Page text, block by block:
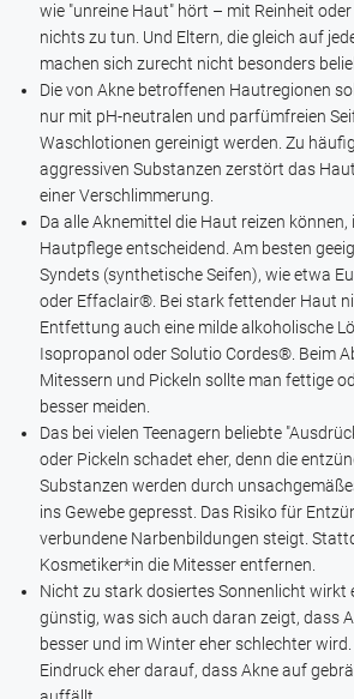
wie "unreine Haut" hört – mit Reinheit
nichts zu tun. Und Eltern, die gleich auf
machen sich zurecht nicht besonders
Die von Akne betroffenen Hautregionen
nur mit pH-neutralen und parfümfreien
Waschlotionen gereinigt werden. Zu
aggressiven Substanzen zerstört das
einer Verschlimmerung.
Da alle Aknemittel die Haut reizen
Hautpflege entscheidend. Am besten
Syndets (synthetische Seifen), wie etwa
oder Effaclair®. Bei stark fettender Haut
Entfettung auch eine milde alkoholische
Isopropanol oderSolutio Cordes®. Beim
Mitessern und Pickeln sollte man fettige
besser meiden.
Das bei vielen Teenagern beliebte
oder Pickeln schadet eher, denn die
Substanzen werden durch
ins Gewebe gepresst. Das Risiko für
verbundene Narbenbildungen steigt.
Kosmetiker*in die Mitesser entfernen.
Nicht zu stark dosiertes Sonnenlicht wirkt
günstig, was sich auch daran zeigt, dass
besser und im Winter eher schlechter
Eindruck eher darauf, dass Akne auf